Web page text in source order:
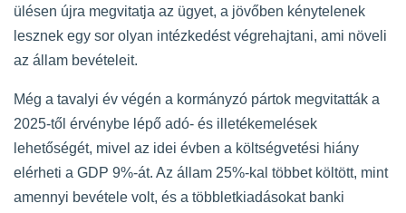
ülésen újra megvitatja az ügyet, a jövőben kénytelenek
lesznek egy sor olyan intézkedést végrehajtani, ami növeli
az állam bevételeit.
Még a tavalyi év végén a kormányzó pártok megvitatták a
2025-től érvénybe lépő adó- és illetékemelések
lehetőségét, mivel az idei évben a költségvetési hiány
elérheti a GDP 9%-át. Az állam 25%-kal többet költött, mint
amennyi bevétele volt, és a többletkiadásokat banki